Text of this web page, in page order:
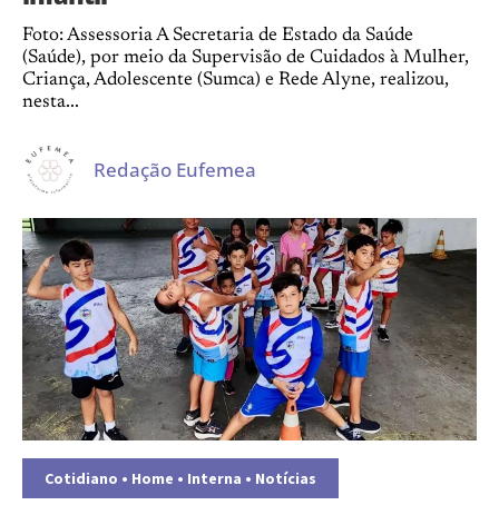
Foto: Assessoria A Secretaria de Estado da Saúde
(Saúde), por meio da Supervisão de Cuidados à Mulher,
Criança, Adolescente (Sumca) e Rede Alyne, realizou,
nesta...
Redação Eufemea
Cotidiano • Home • Interna • Notícias